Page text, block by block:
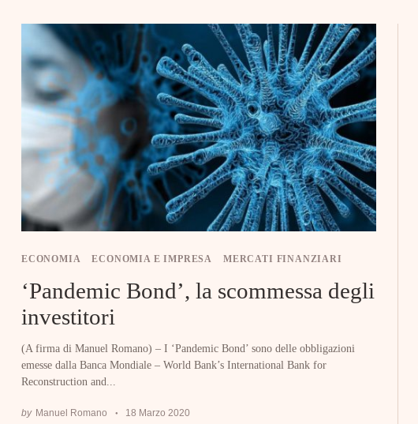
ECONOMIA ECONOMIA E IMPRESA MERCATI FINANZIARI
‘Pandemic Bond’, la scommessa degli
investitori
(A firma di Manuel Romano) – I ‘Pandemic Bond’ sono delle obbligazioni
emesse dalla Banca Mondiale – World Bank’s International Bank for
Reconstruction and...
by Manuel Romano 18 Marzo 2020